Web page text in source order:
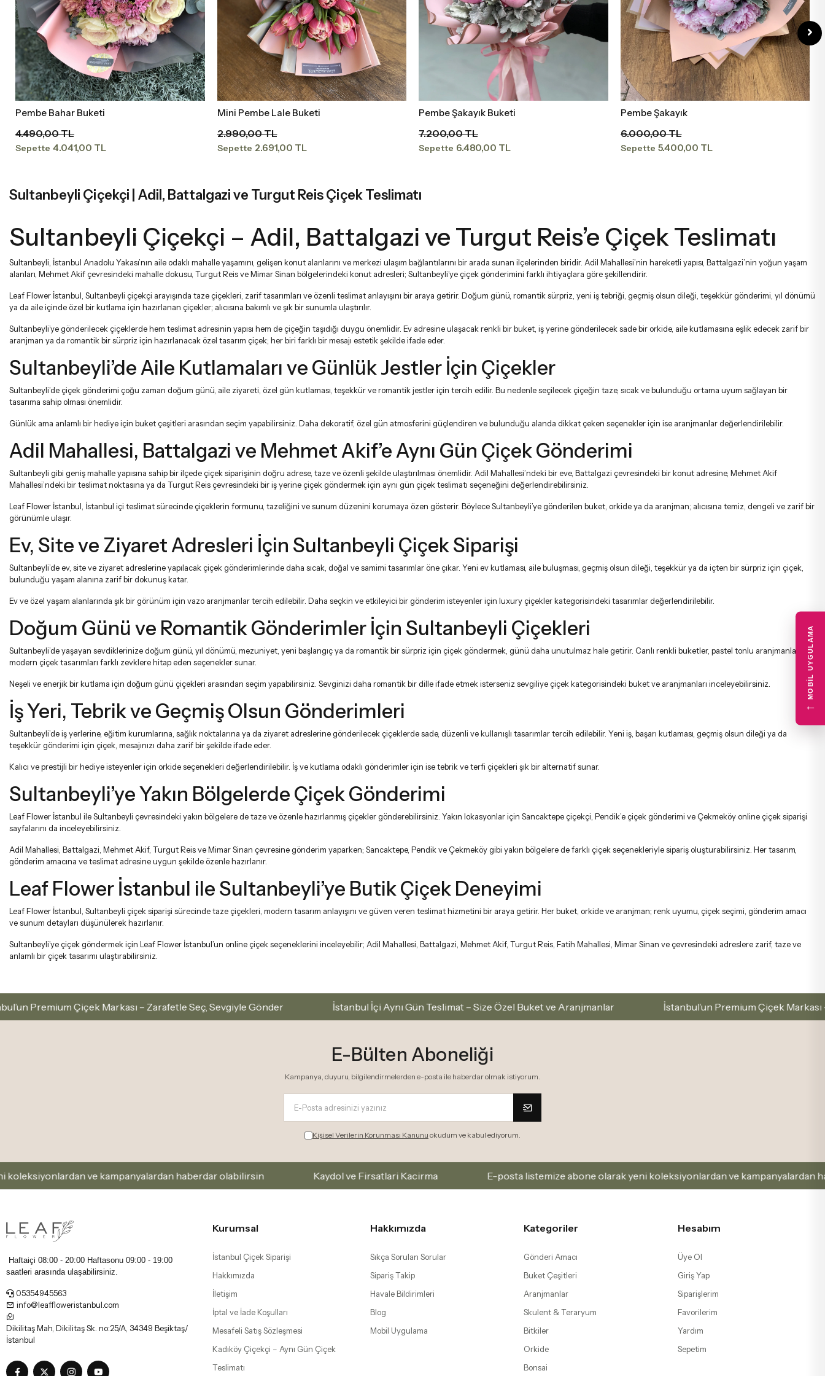
Sepete Ekle
Pembe Bahar Buketi
4.490,00 TL
Sepette 4.041,00 TL
Sepete Ekle
Mini Pembe Lale Buketi
2.990,00 TL
Sepette 2.691,00 TL
Sepete Ekle
Pembe Şakayık Buketi
7.200,00 TL
Sepette 6.480,00 TL
Pembe Şakayık
6.000,00 TL
Sepette 5.400,00 TL
Sultanbeyli Çiçekçi | Adil, Battalgazi ve Turgut Reis Çiçek Teslimatı
Sultanbeyli Çiçekçi – Adil, Battalgazi ve Turgut Reis’e Çiçek Teslimatı
Sultanbeyli, İstanbul Anadolu Yakası’nın aile odaklı mahalle yaşamını, gelişen konut alanlarını ve merkezi ulaşım bağlantılarını bir arada sunan ilçelerinden biridir. Adil Mahallesi’nin hareketli yapısı, Battalgazi’nin yoğun yaşam
alanları, Mehmet Akif çevresindeki mahalle dokusu, Turgut Reis ve Mimar Sinan bölgelerindeki konut adresleri; Sultanbeyli’ye çiçek gönderimini farklı ihtiyaçlara göre şekillendirir.
Leaf Flower İstanbul, Sultanbeyli çiçekçi arayışında taze çiçekleri, zarif tasarımları ve özenli teslimat anlayışını bir araya getirir. Doğum günü, romantik sürpriz, yeni iş tebriği, geçmiş olsun dileği, teşekkür gönderimi, yıl dönümü
ya da aile içinde özel bir kutlama için hazırlanan çiçekler; alıcısına bakımlı ve şık bir sunumla ulaştırılır.
Sultanbeyli’ye gönderilecek çiçeklerde hem teslimat adresinin yapısı hem de çiçeğin taşıdığı duygu önemlidir. Ev adresine ulaşacak renkli bir buket, iş yerine gönderilecek sade bir orkide, aile kutlamasına eşlik edecek zarif bir
aranjman ya da romantik bir sürpriz için hazırlanacak özel tasarım çiçek; her biri farklı bir mesajı estetik şekilde ifade eder.
Sultanbeyli’de Aile Kutlamaları ve Günlük Jestler İçin Çiçekler
Sultanbeyli’de çiçek gönderimi çoğu zaman doğum günü, aile ziyareti, özel gün kutlaması, teşekkür ve romantik jestler için tercih edilir. Bu nedenle seçilecek çiçeğin taze, sıcak ve bulunduğu ortama uyum sağlayan bir
tasarıma sahip olması önemlidir.
Günlük ama anlamlı bir hediye için buket çeşitleri arasından seçim yapabilirsiniz. Daha dekoratif, özel gün atmosferini güçlendiren ve bulunduğu alanda dikkat çeken seçenekler için ise aranjmanlardeğerlendirilebilir.
Adil Mahallesi, Battalgazi ve Mehmet Akif’e Aynı Gün Çiçek Gönderimi
Sultanbeyli gibi geniş mahalle yapısına sahip bir ilçede çiçek siparişinin doğru adrese, taze ve özenli şekilde ulaştırılması önemlidir. Adil Mahallesi’ndeki bir eve, Battalgazi çevresindeki bir konut adresine, Mehmet Akif
Mahallesi’ndeki bir teslimat noktasına ya da Turgut Reis çevresindeki bir iş yerine çiçek göndermek için aynı gün çiçek teslimatı seçeneğini değerlendirebilirsiniz.
Leaf Flower İstanbul, İstanbul içi teslimat sürecinde çiçeklerin formunu, tazeliğini ve sunum düzenini korumaya özen gösterir. Böylece Sultanbeyli’ye gönderilen buket, orkide ya da aranjman; alıcısına temiz, dengeli ve zarif bir
görünümle ulaşır.
Ev, Site ve Ziyaret Adresleri İçin Sultanbeyli Çiçek Siparişi
Sultanbeyli’de ev, site ve ziyaret adreslerine yapılacak çiçek gönderimlerinde daha sıcak, doğal ve samimi tasarımlar öne çıkar. Yeni ev kutlaması, aile buluşması, geçmiş olsun dileği, teşekkür ya da içten bir sürpriz için çiçek,
bulunduğu yaşam alanına zarif bir dokunuş katar.
Ev ve özel yaşam alanlarında şık bir görünüm için vazo aranjmanlartercih edilebilir. Daha seçkin ve etkileyici bir gönderim isteyenler için luxury çiçeklerkategorisindeki tasarımlar değerlendirilebilir.
Doğum Günü ve Romantik Gönderimler İçin Sultanbeyli Çiçekleri
Sultanbeyli’de yaşayan sevdiklerinize doğum günü, yıl dönümü, mezuniyet, yeni başlangıç ya da romantik bir sürpriz için çiçek göndermek, günü daha unutulmaz hale getirir. Canlı renkli buketler, pastel tonlu aranjmanlar ve
modern çiçek tasarımları farklı zevklere hitap eden seçenekler sunar.
Neşeli ve enerjik bir kutlama için doğum günü çiçekleri arasından seçim yapabilirsiniz. Sevginizi daha romantik bir dille ifade etmek isterseniz sevgiliye çiçekkategorisindeki buket ve aranjmanları inceleyebilirsiniz.
İş Yeri, Tebrik ve Geçmiş Olsun Gönderimleri
Sultanbeyli’de iş yerlerine, eğitim kurumlarına, sağlık noktalarına ya da ziyaret adreslerine gönderilecek çiçeklerde sade, düzenli ve kullanışlı tasarımlar tercih edilebilir. Yeni iş, başarı kutlaması, geçmiş olsun dileği ya da
teşekkür gönderimi için çiçek, mesajınızı daha zarif bir şekilde ifade eder.
Kalıcı ve prestijli bir hediye isteyenler için orkideseçenekleri değerlendirilebilir. İş ve kutlama odaklı gönderimler için isetebrik ve terfi çiçekleri şık bir alternatif sunar.
Sultanbeyli’ye Yakın Bölgelerde Çiçek Gönderimi
Leaf Flower İstanbul ile Sultanbeyli çevresindeki yakın bölgelere de taze ve özenle hazırlanmış çiçekler gönderebilirsiniz. Yakın lokasyonlar için Sancaktepe çiçekçi Pendik’e çiçek gönderimi ve Çekmeköy online çiçek siparişi
sayfalarını da inceleyebilirsiniz.
Adil Mahallesi, Battalgazi, Mehmet Akif, Turgut Reis ve Mimar Sinan çevresine gönderim yaparken; Sancaktepe, Pendik ve Çekmeköy gibi yakın bölgelere de farklı çiçek seçenekleriyle sipariş oluşturabilirsiniz. Her tasarım,
gönderim amacına ve teslimat adresine uygun şekilde özenle hazırlanır.
Leaf Flower İstanbul ile Sultanbeyli’ye Butik Çiçek Deneyimi
Leaf Flower İstanbul, Sultanbeyli çiçek siparişi sürecinde taze çiçekleri, modern tasarım anlayışını ve güven veren teslimat hizmetini bir araya getirir. Her buket, orkide ve aranjman; renk uyumu, çiçek seçimi, gönderim amacı
ve sunum detayları düşünülerek hazırlanır.
Sultanbeyli’ye çiçek göndermek için Leaf Flower İstanbul’un online çiçek seçeneklerini inceleyebilir; Adil Mahallesi, Battalgazi, Mehmet Akif, Turgut Reis, Fatih Mahallesi, Mimar Sinan ve çevresindeki adreslere zarif, taze ve
anlamlı bir çiçek tasarımı ulaştırabilirsiniz.
Çiçek Markası – Zarafetle Seç, Sevgiyle Gönder İstanbul İçi Aynı Gün Teslimat – Size Özel Buket ve Aranjmanlar İstanbul’un Premium Çiçek Markası –
E-Bülten Aboneliği
Kampanya, duyuru, bilgilendirmelerden e-posta ile haberdar olmak istiyorum.
Kişisel Verilerin Korunması Kanunu okudum ve kabul ediyorum.
ve kampanyalardan haberdar olabilirsin Kaydol ve Firsatlari Kacirma E-posta listemize abone olarak yeni koleksiyonlardan ve kampanyalardan haberdar
Haftaiçi 08:00 - 20:00 Haftasonu 09:00 - 19:00
saatleri arasında ulaşabilirsiniz.
05354945563
info@leaffloweristanbul.com
Dikilitaş Mah, Dikilitaş Sk. no:25/A, 34349 Beşiktaş/
İstanbul
Kurumsal
İstanbul Çiçek Siparişi
Hakkımızda
İletişim
İptal ve İade Koşulları
Mesafeli Satış Sözleşmesi
Kadıköy Çiçekçi – Aynı Gün Çiçek
Teslimatı
Hakkımızda
Sıkça Sorulan Sorular
Sipariş Takip
Havale Bildirimleri
Blog
Mobil Uygulama
Kategoriler
Gönderi Amacı
Buket Çeşitleri
Aranjmanlar
Skulent & Teraryum
Bitkiler
Orkide
Bonsai
Hesabım
Üye Ol
Giriş Yap
Siparişlerim
Favorilerim
Yardım
Sepetim
MOBIL UYGULAMA
←